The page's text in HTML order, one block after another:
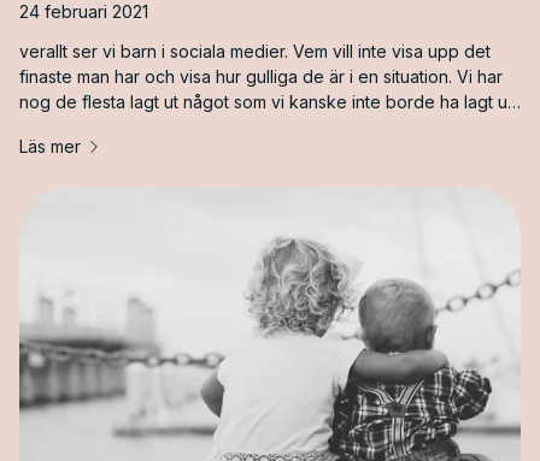
24 februari 2021
verallt ser vi barn i sociala medier. Vem vill inte visa upp det
finaste man har och visa hur gulliga de är i en situation. Vi har
nog de flesta lagt ut något som vi kanske inte borde ha lagt ut.
samtycke från barn?
Läs mer